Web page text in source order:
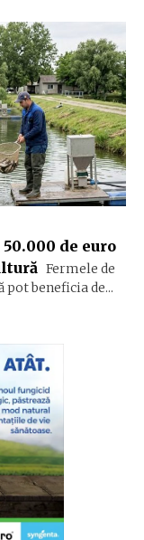
de euro
Fermele de
beneficia de...